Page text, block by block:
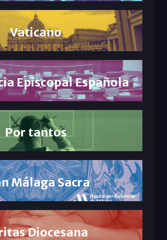
Vaticano
Episcopal Española
Por tantos
Málaga Sacra
Diocesana